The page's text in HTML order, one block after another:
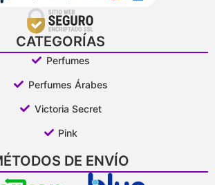
CATEGORÍAS
Perfumes
Perfumes Árabes
Victoria Secret
Pink
DE ENVÍO